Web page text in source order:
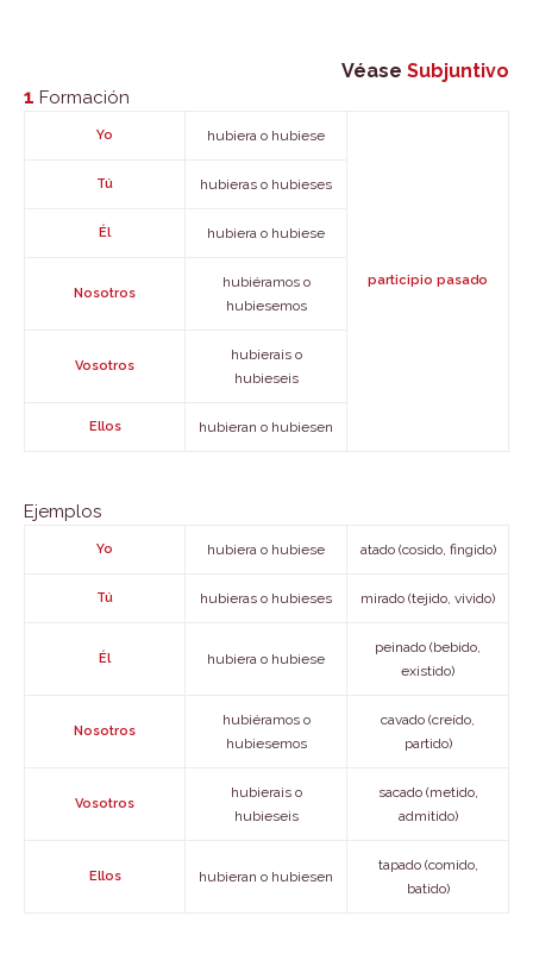
Véase Subjuntivo
1 Formación
Yo hubiera o hubiese
participio pasado
Tú hubieras o hubieses
Él hubiera o hubiese
Nosotros
hubiéramos o
hubiesemos
Vosotros
hubierais o
hubieseis
Ellos hubieran o hubiesen
Ejemplos
Yo hubiera o hubiese atado (cosido, fingido)
Tú hubieras o hubieses mirado (tejido, vivido)
Él hubiera o hubiese
peinado (bebido,
existido)
Nosotros
hubiéramos o
hubiesemos
cavado (creído,
partido)
Vosotros
hubierais o
hubieseis
sacado (metido,
admitido)
Ellos hubieran o hubiesen
tapado (comido,
batido)